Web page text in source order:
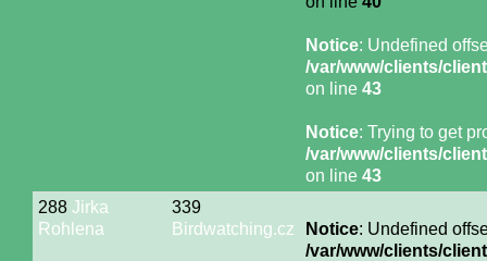
Notice: Undefined
/var/www/clients/
on line 43
Notice: Trying to get
/var/www/clients/
on line 43
288 Jirka
Rohlena
339
Birdwatching.cz
Notice: Undefined
/var/www/clients/